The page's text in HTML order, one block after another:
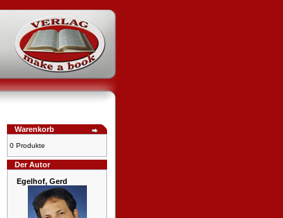
Warenkorb
0 Produkte
Der Autor
Egelhof, Gerd